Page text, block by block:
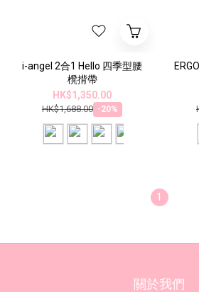
i-angel 2合1 Hello 四季型腰
櫈揹帶
HK$1,350.00
HK$1,688.00 -20%
1
關於我們